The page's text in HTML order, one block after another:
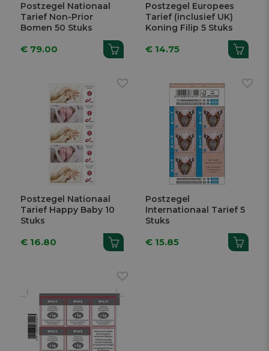
Postzegel Nationaal
Tarief Non-Prior
Bomen 50 Stuks
€ 79.00
Postzegel Europees
Tarief (inclusief UK)
Koning Filip 5 Stuks
€ 14.75
Postzegel Nationaal
Tarief Happy Baby 10
Stuks
€ 16.80
Postzegel
Internationaal Tarief 5
Stuks
€ 15.85